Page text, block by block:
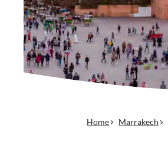
Home Marrakech